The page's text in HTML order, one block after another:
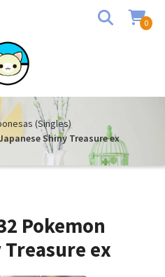
0
(Singles)
Shiny Treasure ex
Pokemon
ex